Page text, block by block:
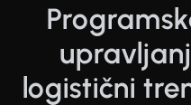
logistični